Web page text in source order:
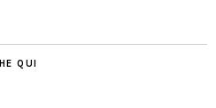
QUI